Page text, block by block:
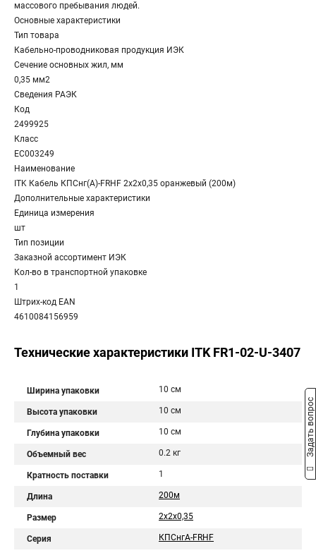
массового пребывания людей.
Основные характеристики
Тип товара
Кабельно-проводниковая продукция ИЭК
Сечение основных жил, мм
0,35 мм2
Сведения РАЭК
Код
2499925
Класс
EC003249
Наименование
ITK Кабель КПСнг(А)-FRHF 2х2х0,35 оранжевый (200м)
Дополнительные характеристики
Единица измерения
шт
Тип позиции
Заказной ассортимент ИЭК
Кол-во в транспортной упаковке
1
Штрих-код EAN
4610084156959
Технические характеристики ITK FR1-02-U-3407
Ширина упаковки 10 см
Высота упаковки 10 см
Глубина упаковки 10 см
Объемный вес 0.2 кг
Кратность поставки 1
Длина 200м
Размер 2х2х0,35
Серия КПСнгА-FRHF
Задать вопрос